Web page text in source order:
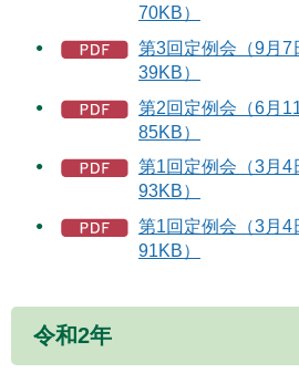
70KB）
第3回定例会（9月7
39KB）
第2回定例会（6月
85KB）
第1回定例会（3月4
93KB）
第1回定例会（3月4
91KB）
令和2年